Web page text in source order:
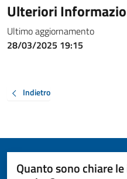
Ulteriori
Ultimo aggiornamento
28/03/2025 19:15
Indietro
Quanto sono chiare